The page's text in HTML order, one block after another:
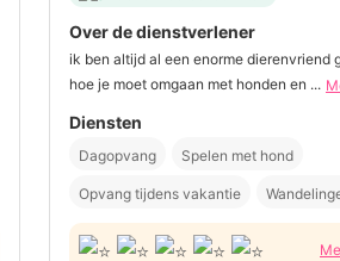
Over de dienstverlener
ik ben altijd al een enorme dierenvriend
hoe je moet omgaan met honden en ...
Diensten
Dagopvang Spelen met hond
Opvang tijdens vakantie